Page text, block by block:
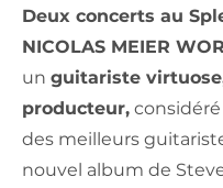
Deux concerts au
NICOLAS MEIER
un guitariste
producteur,
des meilleurs
nouvel album de